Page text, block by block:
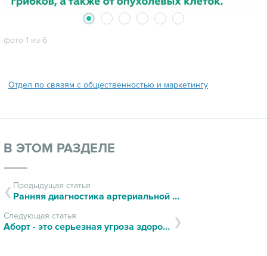
фото 1 из 6
Отдел по связям с общественностью и маркетингу
В ЭТОМ РАЗДЕЛЕ
Предыдущая статья
Ранняя диагностика артериальной гипертонии
Следующая статья
Аборт - это серьезная угроза здоровью женщины